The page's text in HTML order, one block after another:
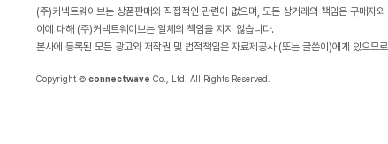
(주)커넥트웨이브는 상품판매와 직접적인 관련이 없으며, 모든 상거래의 책임은 구매자
이에 대해 (주)커넥트웨이브는 일체의 책임을 지지 않습니다.
본사에 등록된 모든 광고와 저작권 및 법적책임은 자료제공사 (또는 글쓴이)에게 있으므
Copyright © connectwave Co., Ltd. All Rights Reserved.